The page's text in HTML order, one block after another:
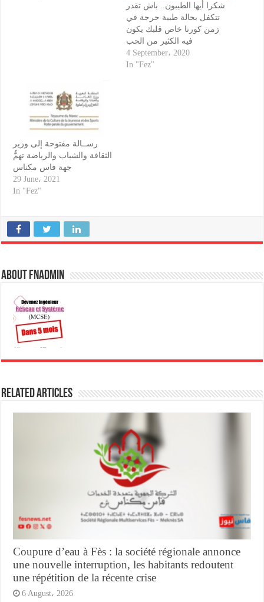
شكرا أيها الطيبون.. باش تقدر
تتكفل بحالة طبية حرجة في
زمن كورنا خاص قلبك يكون
فيه الكثير من الحب
4 September، 2020
In "Fez"
رســالة مفتوحة إلى وزير
الثقافة والشباب والرياضة تهمُّ
جهة فاس مكناس
29 June، 2021
In "Fez"
About fnadmin
Related Articles
Coupure d’eau à Fès : la société régionale annonce
une nouvelle interruption, les habitants redoutent
une répétition de la récente crise
6 August، 2026